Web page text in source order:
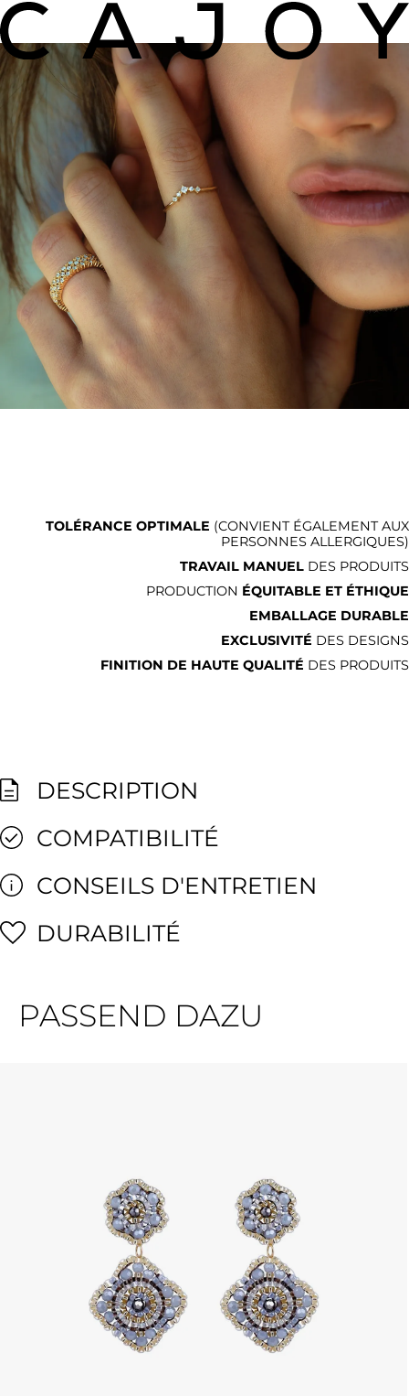
TOLÉRANCE OPTIMALE (CONVIENT ÉGALEMENT AUX
PERSONNES ALLERGIQUES)
TRAVAIL MANUEL DES PRODUITS
PRODUCTION ÉQUITABLE ET ÉTHIQUE
EMBALLAGE DURABLE
EXCLUSIVITÉ DES DESIGNS
FINITION DE HAUTE QUALITÉ DES PRODUITS
DESCRIPTION
COMPATIBILITÉ
CONSEILS D'ENTRETIEN
DURABILITÉ
PASSEND DAZU